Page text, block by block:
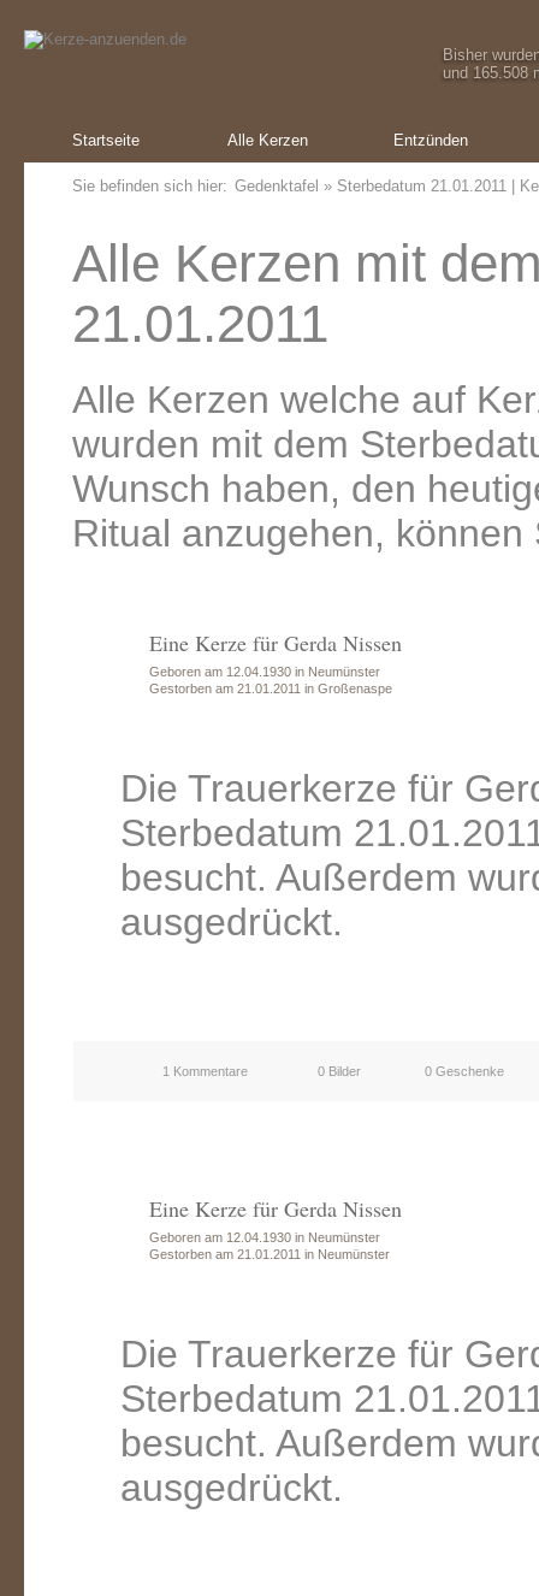
Bisher
und 165.508
Startseite Alle Kerzen Entzünden
Sie befinden sich hier: Gedenktafel » Sterbedatum 21.01.2011 |
Alle Kerzen mit
21.01.2011
Alle Kerzen welche auf
wurden mit dem
Wunsch haben, den
Ritual anzugehen,
Eine Kerze für Gerda Nissen
Geboren am 12.04.1930 in Neumünster
Gestorben am 21.01.2011 in Großenaspe
Die Trauerkerze für
Sterbedatum
besucht. Außerdem
ausgedrückt.
1 Kommentare 0 Bilder 0 Geschenke
Eine Kerze für Gerda Nissen
Geboren am 12.04.1930 in Neumünster
Gestorben am 21.01.2011 in Neumünster
Die Trauerkerze für
Sterbedatum
besucht. Außerdem
ausgedrückt.